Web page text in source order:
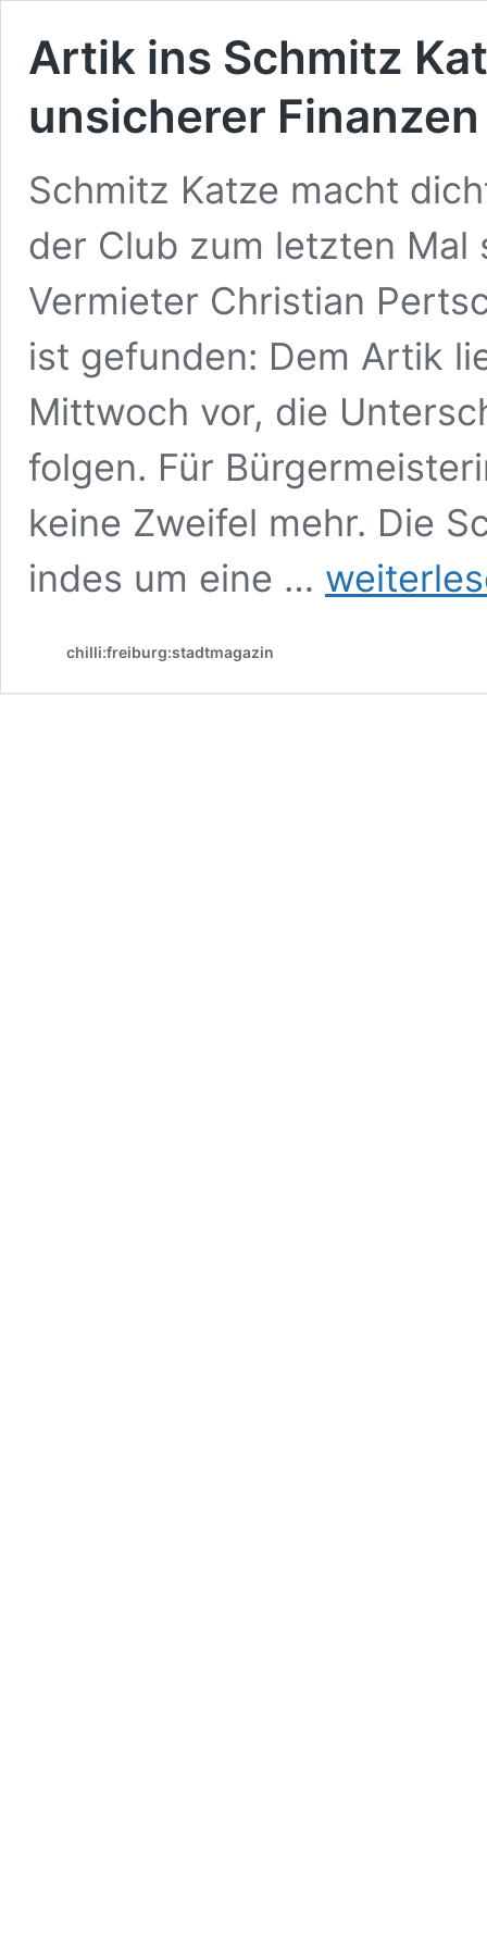
Artik ins Schmitz
unsicherer Finanzen
Schmitz Katze macht
der Club zum letzten Mal
Vermieter Christian
ist gefunden: Dem Artik
Mittwoch vor, die
folgen. Für
keine Zweifel mehr. Die
indes um eine …
ins
unsicherer
chilli:freiburg:stadtmagazin